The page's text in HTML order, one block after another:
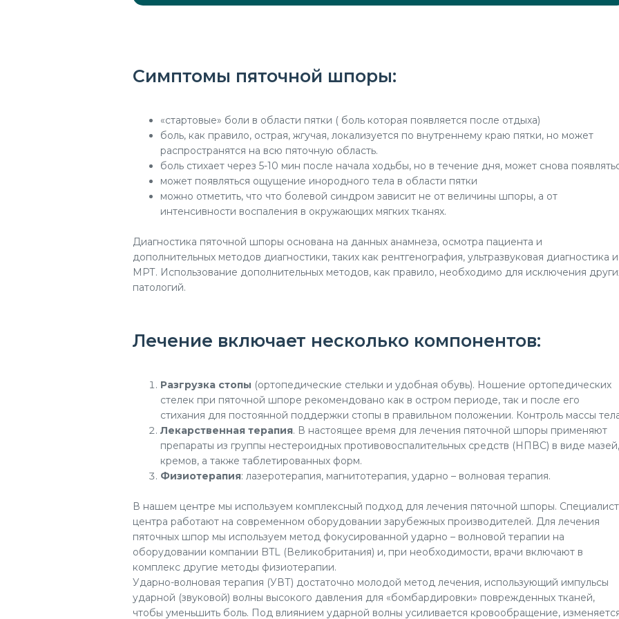
Симптомы пяточной шпоры:
«стартовые» боли в области пятки ( боль которая появляется после отдыха)
боль, как правило, острая, жгучая, локализуется по внутреннему краю пятки, но может
распространятся на всю пяточную область.
боль стихает через 5-10 мин после начала ходьбы, но в течение дня, может снова
может появляться ощущение инородного тела в области пятки
можно отметить, что что болевой синдром зависит не от величины шпоры, а от
интенсивности воспаления в окружающих мягких тканях.
Диагностика пяточной шпоры основана на данных анамнеза, осмотра пациента и
дополнительных методов диагностики, таких как рентгенография, ультразвуковая диагностика и
МРТ. Использование дополнительных методов, как правило, необходимо для исключения
патологий.
Лечение включает несколько компонентов:
Разгрузка стопы (ортопедические стельки и удобная обувь). Ношение ортопедических
стелек при пяточной шпоре рекомендовано как в остром периоде, так и после его
стихания для постоянной поддержки стопы в правильном положении. Контроль массы
Лекарственная терапия. В настоящее время для лечения пяточной шпоры применяют
препараты из группы нестероидных противовоспалительных средств (НПВС) в виде
кремов, а также таблетированных форм.
Физиотерапия: лазеротерапия, магнитотерапия, ударно – волновая терапия.
В нашем центре мы используем комплексный подход для лечения пяточной шпоры.
центра работают на современном оборудовании зарубежных производителей. Для лечения
пяточных шпор мы используем метод фокусированной ударно – волновой терапии на
оборудовании компании BTL (Великобритания) и, при необходимости, врачи включают в
комплекс другие методы физиотерапии.
Ударно-волновая терапия (УВТ) достаточно молодой метод лечения, использующий импульсы
ударной (звуковой) волны высокого давления для «бомбардировки» поврежденных тканей,
чтобы уменьшить боль. Под влиянием ударной волны усиливается кровообращение,